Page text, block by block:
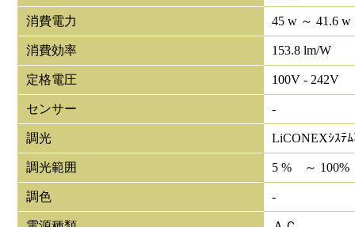
消費電力 45 w ～ 41.6 w
消費効率 153.8 lm/W
定格電圧 100V - 242V
センサー -
調光 LiCONEXｼｽﾃ
調光範囲 5 % ～ 100%
調色 -